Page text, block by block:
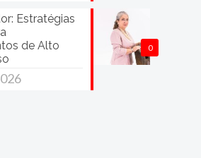
0
Estratégias
de Alto